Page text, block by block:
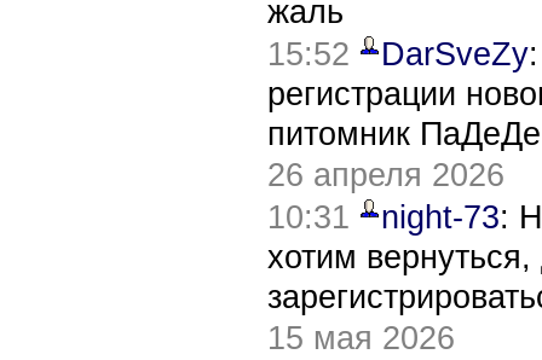
жаль
15:52
DarSveZy
регистрации
питомник
26 апреля 2026
10:31
night-73:
хотим
15 мая 2026